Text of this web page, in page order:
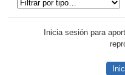
Inicia sesión para